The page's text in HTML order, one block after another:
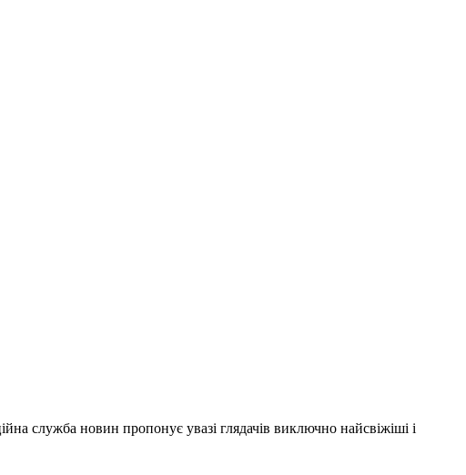
служба новин пропонує увазі глядачів виключно найсвіжіші і